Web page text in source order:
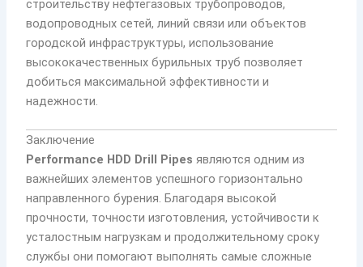
строительству нефтегазовых трубопроводов,
водопроводных сетей, линий связи или объектов
городской инфраструктуры, использование
высококачественных бурильных труб позволяет
добиться максимальной эффективности и
надежности.
Заключение
Performance HDD Drill Pipes являются одним из
важнейших элементов успешного горизонтально
направленного бурения. Благодаря высокой
прочности, точности изготовления, устойчивости к
усталостным нагрузкам и продолжительному сроку
службы они помогают выполнять самые сложные